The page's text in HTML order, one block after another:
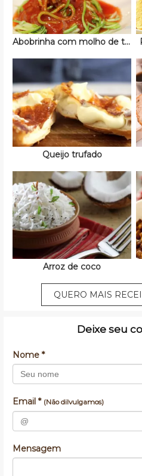
Abobrinha com molho de tomate
Queijo trufado
Arroz de coco
QUERO MAIS
Deixe seu
Nome *
Email * (Não dilvulgamos)
Mensagem